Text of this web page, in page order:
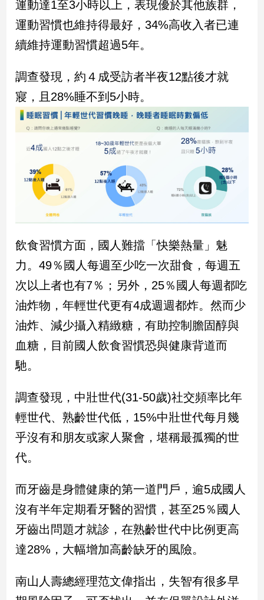
運動達1至3小時以上，表現優於其他族群，
運動習慣也維持得最好，34%高收入者已連
續維持運動習慣超過5年。
調查發現，約４成受訪者半夜12點後才就
寢，且28%睡不到5小時。
飲食習慣方面，國人難擋「快樂熱量」魅
力。49％國人每週至少吃一次甜食，每週五
次以上者也有7％；另外，25％國人每週都吃
油炸物，年輕世代更有4成週週都炸。然而少
油炸、減少攝入精緻糖，有助控制膽固醇與
血糖，目前國人飲食習慣恐與健康背道而
馳。
調查發現，中壯世代(31-50歲)社交頻率比年
輕世代、熟齡世代低，15%中壯世代每月幾
乎沒有和朋友或家人聚會，堪稱最孤獨的世
代。
而牙齒是身體健康的第一道門戶，逾5成國人
沒有半年定期看牙醫的習慣，甚至25％國人
牙齒出問題才就診，在熟齡世代中比例更高
達28%，大幅增加高齡缺牙的風險。
南山人壽總經理范文偉指出，失智有很多早